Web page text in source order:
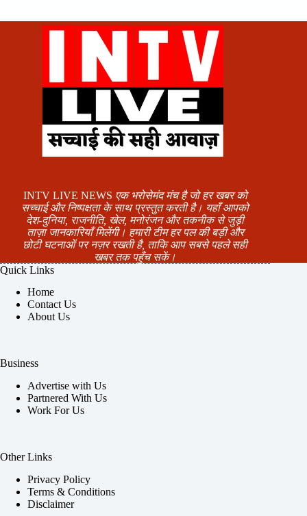
INTV LIVE NEWS एक भरोसेमंद मंच है जो हर खबर को
सच्चाई और निष्पक्षता के साथ प्रस्तुत करती है। यहाँ आपको
देश-दुनिया, राजनीति, खेल, मनोरंजन और तकनीक से जुड़ी
ताज़ा जानकारियाँ मिलेंगी। हमारी टीम हर पल की बड़ी और
छोटी घटनाओं पर नज़र रखती है, ताकि आप सबसे पहले सही
खबर तक पहुँच सकें।
Quick Links
Home
Contact Us
About Us
Business
Advertise with Us
Partnered With Us
Work For Us
Other Links
Privacy Policy
Terms & Conditions
Disclaimer